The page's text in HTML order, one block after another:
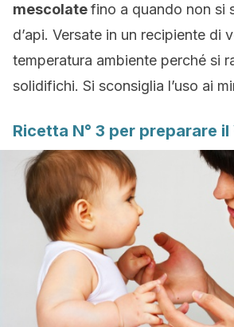
mescolatefino a quando non si
d’api. Versate in un recipiente di
temperatura ambiente perché si
solidifichi. Si sconsiglia l’uso ai
Ricetta N° 3 per preparare